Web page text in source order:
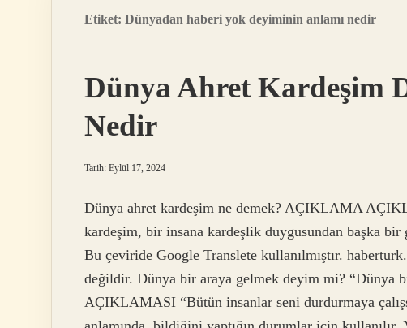
Etiket: Dünyadan haberi yok deyiminin anlamı nedir
Dünya Ahret Kardeşim
Nedir
Tarih: Eylül 17, 2024
Dünya ahret kardeşim ne demek? AÇIKLAMA
kardeşim, bir insana kardeşlik duygusundan başka
Bu çeviride Google Translete kullanılmıştır.
değildir. Dünya bir araya gelmek deyim mi? “Dünya
AÇIKLAMASI “Bütün insanlar seni durdurmaya